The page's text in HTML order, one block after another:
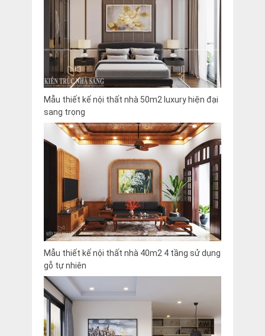
Mẫu thiết kế nội thất nhà 50m2 luxury hiện đại
sang trọng
Mẫu thiết kế nội thất nhà 40m2 4 tầng sử dụng
gỗ tự nhiên